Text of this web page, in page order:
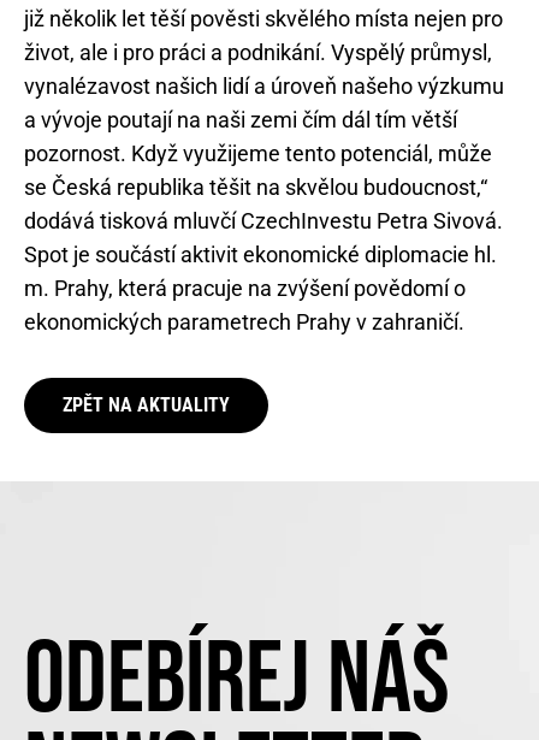
již několik let těší pověsti skvělého místa nejen pro
život, ale i pro práci a podnikání. Vyspělý průmysl,
vynalézavost našich lidí a úroveň našeho výzkumu
a vývoje poutají na naši zemi čím dál tím větší
pozornost. Když využijeme tento potenciál, může
se Česká republika těšit na skvělou budoucnost,“
dodává tisková mluvčí CzechInvestu Petra Sivová.
Spot je součástí aktivit ekonomické diplomacie hl.
m. Prahy, která pracuje na zvýšení povědomí o
ekonomických parametrech Prahy v zahraničí.
ZPĚT NA AKTUALITY
ODEBÍREJ NÁŠ